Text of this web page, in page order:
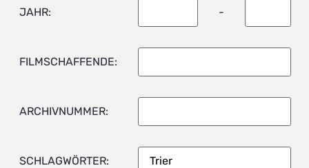
JAHR: -
FILMSCHAFFENDE:
ARCHIVNUMMER:
SCHLAGWÖRTER: